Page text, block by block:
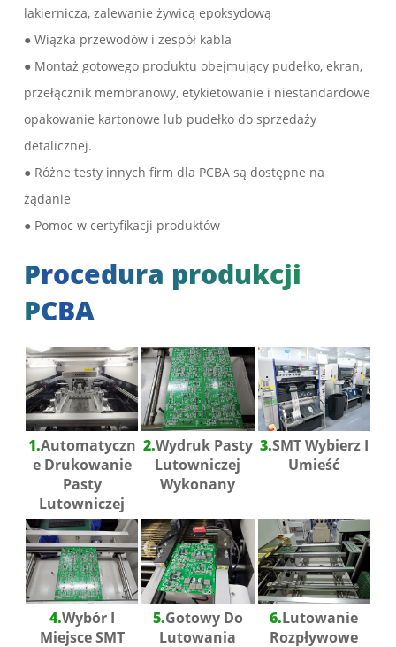
lakiernicza, zalewanie żywicą epoksydową
● Wiązka przewodów i zespół kabla
● Montaż gotowego produktu obejmujący pudełko, ekran,
przełącznik membranowy, etykietowanie i niestandardowe
opakowanie kartonowe lub pudełko do sprzedaży
detalicznej.
● Różne testy innych firm dla PCBA są dostępne na
żądanie
● Pomoc w certyfikacji produktów
Procedura produkcji
PCBA
1.Automatyczn
E Drukowanie
Pasty
Lutowniczej
2.Wydruk Pasty
Lutowniczej
Wykonany
3.SMT Wybierz I
Umieść
4.Wybór I
Miejsce SMT
5.Gotowy Do
Lutowania
6.Lutowanie
Rozpływowe